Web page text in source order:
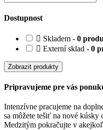
Dostupnost
Skladem - 0
Externí sklad - 0
Zobrazit produkty
Pripravujeme pre vás
Intenzívne pracujeme na
sa môžete tešiť na nové
Medzitým pokračujte v